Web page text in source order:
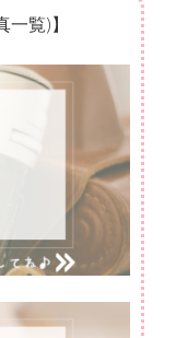
覧)】